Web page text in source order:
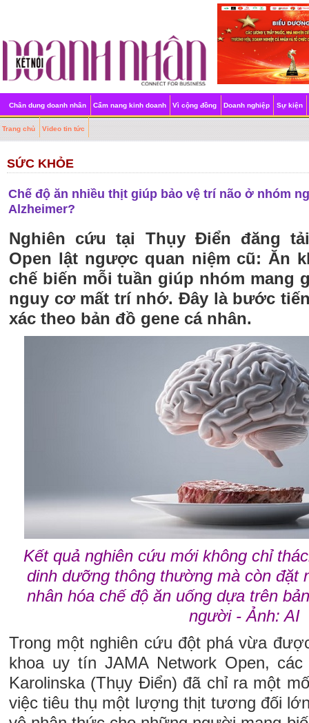
Chân dung doanh nhân Cẩm nang kinh doanh Vì cộng đồng Doanh nghiệp Sự kiện
Trang chủ Video tin tức
SỨC KHỎE
Chế độ ăn nhiều thịt giúp bảo vệ trí não ở nhóm
Alzheimer?
Nghiên cứu tại Thụy Điển đăng
Open lật ngược quan niệm cũ: Ăn
chế biến mỗi tuần giúp nhóm mang
nguy cơ mất trí nhớ. Đây là bước
xác theo bản đồ gene cá nhân.
Kết quả nghiên cứu mới không chỉ
dinh dưỡng thông thường mà còn đặt
nhân hóa chế độ ăn uống dựa trên
người - Ảnh: AI
Trong một nghiên cứu đột phá vừa
khoa uy tín JAMA Network Open,
Karolinska (Thụy Điển) đã chỉ ra một
việc tiêu thụ một lượng thịt tương đối